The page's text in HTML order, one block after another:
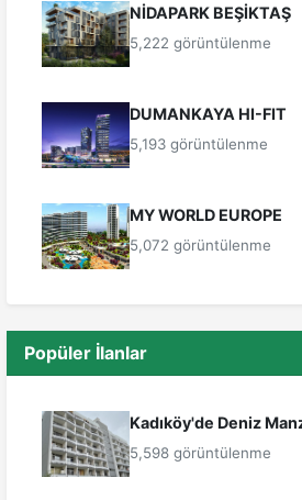
NİDAPARK BEŞİKTAŞ
5,222 görüntülenme
DUMANKAYA HI-FIT
5,193 görüntülenme
MY WORLD EUROPE
5,072 görüntülenme
Popüler İlanlar
Kadıköy'de Deniz
5,598 görüntülenme